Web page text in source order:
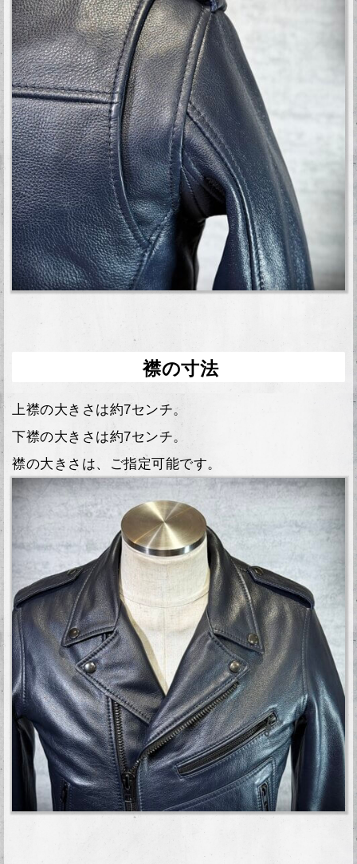
襟の寸法
上襟の大きさは約7センチ。
下襟の大きさは約7センチ。
襟の大きさは、ご指定可能です。